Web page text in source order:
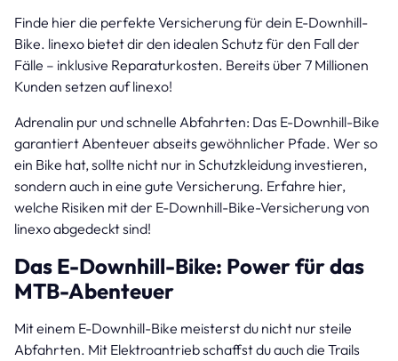
Finde hier die perfekte Versicherung für dein E-Downhill-
Bike. linexo bietet dir den idealen Schutz für den Fall der
Fälle – inklusive Reparaturkosten. Bereits über 7 Millionen
Kunden setzen auf linexo!
Adrenalin pur und schnelle Abfahrten: Das E-Downhill-Bike
garantiert Abenteuer abseits gewöhnlicher Pfade. Wer so
ein Bike hat, sollte nicht nur in Schutzkleidung investieren,
sondern auch in eine gute Versicherung. Erfahre hier,
welche Risiken mit der E-Downhill-Bike-Versicherung von
linexo abgedeckt sind!
Das E-Downhill-Bike: Power für das
MTB-Abenteuer
Mit einem E-Downhill-Bike meisterst du nicht nur steile
Abfahrten. Mit Elektroantrieb schaffst du auch die Trails